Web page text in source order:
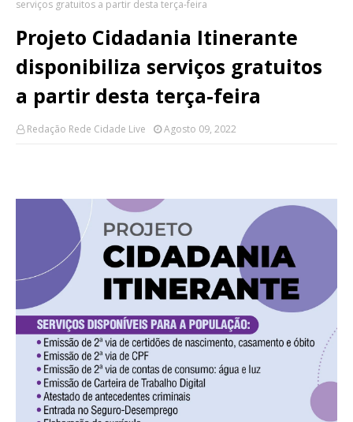
serviços gratuitos a partir desta terça-feira
Projeto Cidadania Itinerante
disponibiliza serviços gratuitos
a partir desta terça-feira
Redação Rede Cidade Live Agosto 09, 2022